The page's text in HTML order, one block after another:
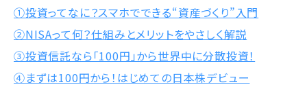
①投資ってなに？スマホでできる“資産づくり”入門
②NISAって何？仕組みとメリットをやさしく解説
③投資信託なら「100円」から世界中に分散投資！
④まずは100円から！はじめての日本株デビュー